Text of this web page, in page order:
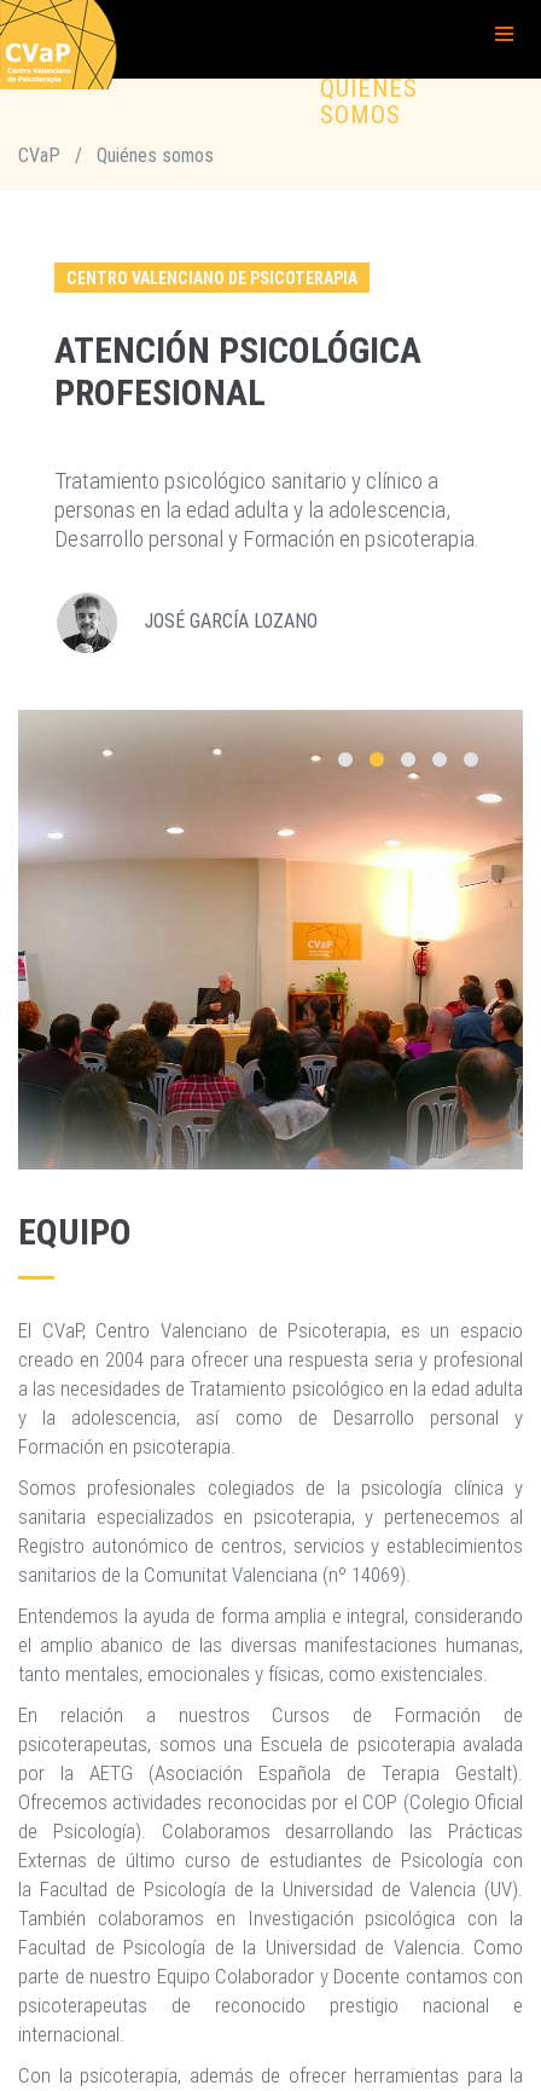
QUIÉNES
SOMOS
CVaP / Quiénes somos
CENTRO VALENCIANO DE PSICOTERAPIA
ATENCIÓN PSICOLÓGICA
PROFESIONAL
Tratamiento psicológico sanitario y clínico a
personas en la edad adulta y la adolescencia,
Desarrollo personal y Formación en psicoterapia.
JOSÉ GARCÍA LOZANO
EQUIPO
El CVaP, Centro Valenciano de Psicoterapia, es un espacio
creado en 2004 para ofrecer una respuesta seria y profesional
a las necesidades de Tratamiento psicológico en la edad adulta
y la adolescencia, así como de Desarrollo personal y
Formación en psicoterapia.
Somos profesionales colegiados de la psicología clínica y
sanitaria especializados en psicoterapia, y pertenecemos al
Registro autonómico de centros, servicios y establecimientos
sanitarios de la Comunitat Valenciana (nº 14069).
Entendemos la ayuda de forma amplia e integral, considerando
el amplio abanico de las diversas manifestaciones humanas,
tanto mentales, emocionales y físicas, como existenciales.
En relación a nuestros Cursos de Formación de
psicoterapeutas, somos una Escuela de psicoterapia avalada
por la AETG (Asociación Española de Terapia Gestalt).
Ofrecemos actividades reconocidas por el COP (Colegio Oficial
de Psicología). Colaboramos desarrollando las Prácticas
Externas de último curso de estudiantes de Psicología con
la Facultad de Psicología de la Universidad de Valencia (UV).
También colaboramos en Investigación psicológica con la
Facultad de Psicología de la Universidad de Valencia. Como
parte de nuestro Equipo Colaborador y Docente contamos con
psicoterapeutas de reconocido prestigio nacional e
internacional.
Con la psicoterapia, además de ofrecer herramientas para la